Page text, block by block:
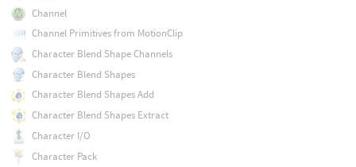
Channel
Channel Primitives from MotionClip
Character Blend Shape Channels
Character Blend Shapes
Character Blend Shapes Add
Character Blend Shapes Extract
Character I/O
Character Pack